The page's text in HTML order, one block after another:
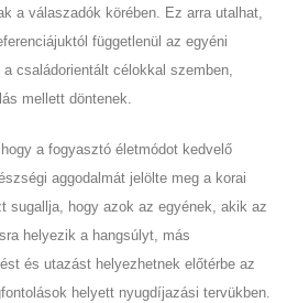
a válaszadók körében. Ez arra utalhat,
függetlenül az egyéni
családorientált célokkal szemben,
mellett döntenek.
a fogyasztó életmódot kedvelő
aggodalmát jelölte meg a korai
sugallja, hogy azok az egyének, akik az
helyezik a hangsúlyt, más
és utazást helyezhetnek előtérbe az
helyett nyugdíjazási tervükben.